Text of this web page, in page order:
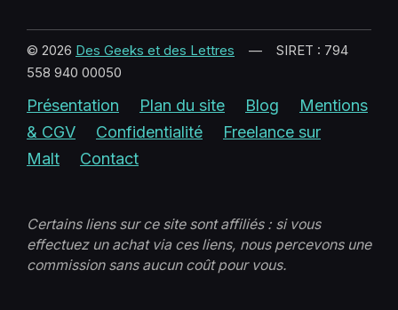
© 2026 Des Geeks et des Lettres — SIRET : 794
558 940 00050
Présentation Plan du site Blog
Mentions
& CGV
Confidentialité
Freelance sur
Malt
Contact
Certains liens sur ce site sont affiliés : si vous
effectuez un achat via ces liens, nous percevons une
commission sans aucun coût pour vous.